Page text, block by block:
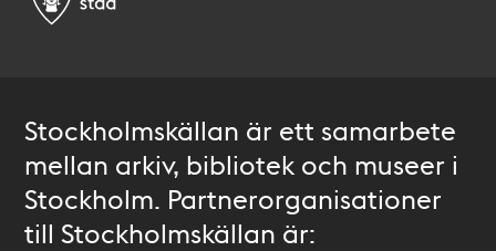
Stockholmskällan är ett samarbete
mellan arkiv, bibliotek och museer i
Stockholm. Partnerorganisationer
till Stockholmskällan är: